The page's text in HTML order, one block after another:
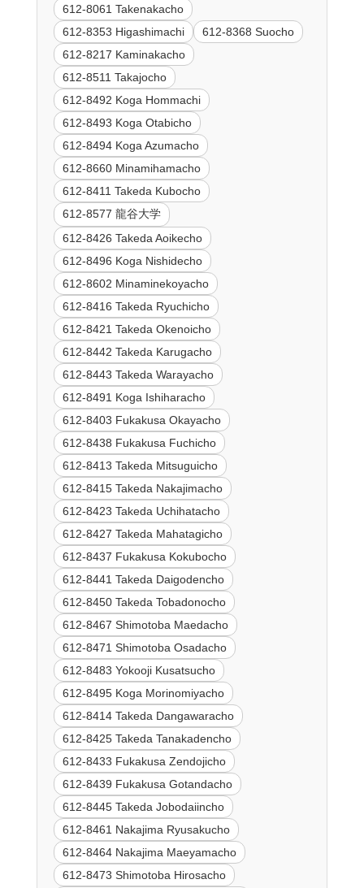
612-8061 Takenakacho
612-8353 Higashimachi
612-8368 Suocho
612-8217 Kaminakacho
612-8511 Takajocho
612-8492 Koga Hommachi
612-8493 Koga Otabicho
612-8494 Koga Azumacho
612-8660 Minamihamacho
612-8411 Takeda Kubocho
612-8577 龍谷大学
612-8426 Takeda Aoikecho
612-8496 Koga Nishidecho
612-8602 Minaminekoyacho
612-8416 Takeda Ryuchicho
612-8421 Takeda Okenoicho
612-8442 Takeda Karugacho
612-8443 Takeda Warayacho
612-8491 Koga Ishiharacho
612-8403 Fukakusa Okayacho
612-8438 Fukakusa Fuchicho
612-8413 Takeda Mitsuguicho
612-8415 Takeda Nakajimacho
612-8423 Takeda Uchihatacho
612-8427 Takeda Mahatagicho
612-8437 Fukakusa Kokubocho
612-8441 Takeda Daigodencho
612-8450 Takeda Tobadonocho
612-8467 Shimotoba Maedacho
612-8471 Shimotoba Osadacho
612-8483 Yokooji Kusatsucho
612-8495 Koga Morinomiyacho
612-8414 Takeda Dangawaracho
612-8425 Takeda Tanakadencho
612-8433 Fukakusa Zendojicho
612-8439 Fukakusa Gotandacho
612-8445 Takeda Jobodaiincho
612-8461 Nakajima Ryusakucho
612-8464 Nakajima Maeyamacho
612-8473 Shimotoba Hirosacho